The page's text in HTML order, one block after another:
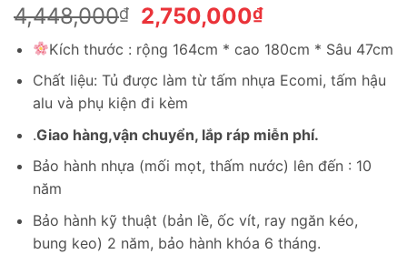
4,448,000₫
Giá
gốc
là:
4,448,000₫.
2,750,000₫Giá
tại
là:
Kích thước : rộng 164cm * cao 180cm * Sâu 47cm
Chất liệu: Tủ được làm từ tấm nhựa Ecomi, tấm hậu
alu và phụ kiện đi kèm
.Giao hàng,vận chuyển, lắp ráp miễn phí.
Bảo hành nhựa (mối mọt, thấm nước) lên đến : 10
năm
Bảo hành kỹ thuật (bản lề, ốc vít, ray ngăn kéo,
bung keo) 2 năm, bảo hành khóa 6 tháng.